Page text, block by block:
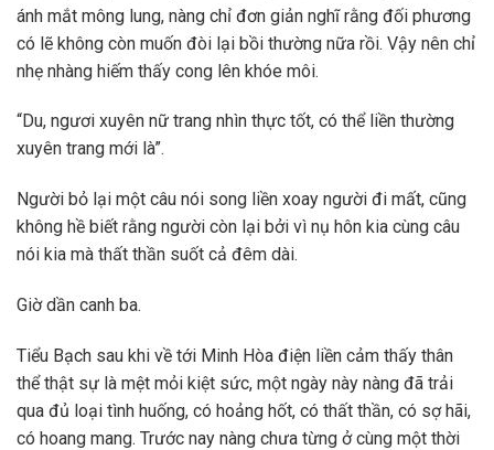
ánh mắt mông lung, nàng chỉ đơn giản nghĩ rằng đối phương
có lẽ không còn muốn đòi lại bồi thường nữa rồi. Vậy nên chỉ
nhẹ nhàng hiếm thấy cong lên khóe môi.
“Du, ngươi xuyên nữ trang nhìn thực tốt, có thể liền thường
xuyên trang mới là”.
Người bỏ lại một câu nói song liền xoay người đi mất, cũng
không hề biết rằng người còn lại bởi vì nụ hôn kia cùng câu
nói kia mà thất thần suốt cả đêm dài.
Giờ dần canh ba.
Tiểu Bạch sau khi về tới Minh Hòa điện liền cảm thấy thân
thể thật sự là mệt mỏi kiệt sức, một ngày này nàng đã trải
qua đủ loại tình huống, có hoảng hốt, có thất thần, có sợ hãi,
có hoang mang. Trước nay nàng chưa từng ở cùng một thời